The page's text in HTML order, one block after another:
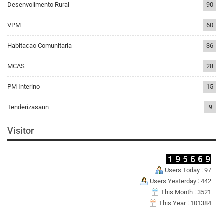
Desenvolimento Rural 90
VPM 60
Habitacao Comunitaria 36
MCAS 28
PM Interino 15
Tenderizasaun 9
Visitor
Users Today : 97
Users Yesterday : 442
This Month : 3521
This Year : 101384